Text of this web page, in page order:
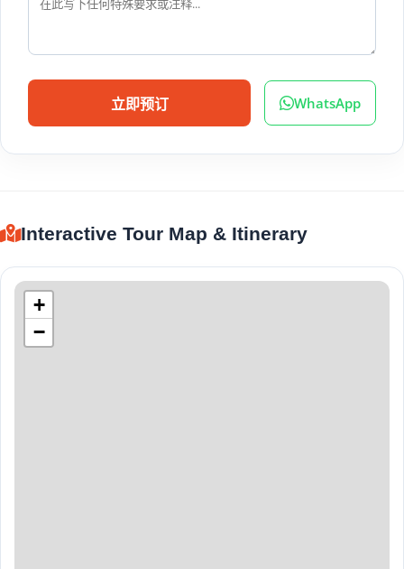
立即预订 WhatsApp
Interactive Tour Map & Itinerary
+
−